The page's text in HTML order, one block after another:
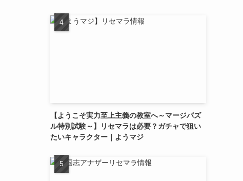
【ようこそ実力至上主義の教室へ～マージパズ
ル特別試験～】リセマラは必要？ガチャで狙い
たいキャラクター｜ようマジ